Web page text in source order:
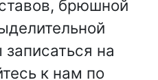
брюшной
на
к нам по